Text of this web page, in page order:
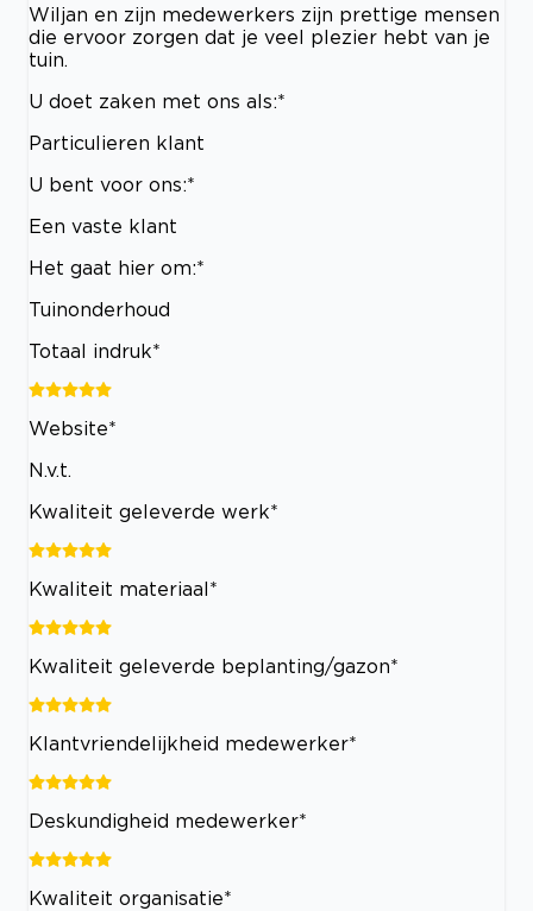
Wiljan en zijn medewerkers zijn prettige mensen
die ervoor zorgen dat je veel plezier hebt van je
tuin.
U doet zaken met ons als:*
Particulieren klant
U bent voor ons:*
Een vaste klant
Het gaat hier om:*
Tuinonderhoud
Totaal indruk*
Website*
N.v.t.
Kwaliteit geleverde werk*
Kwaliteit materiaal*
Kwaliteit geleverde beplanting/gazon*
Klantvriendelijkheid medewerker*
Deskundigheid medewerker*
Kwaliteit organisatie*